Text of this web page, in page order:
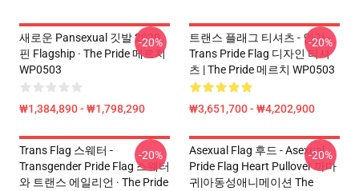
새로운 Pansexual 깃발 2020
핀 Flagship · The Pride 메르치
WP0503
₩1,384,890 - ₩1,798,290
-20%
트랜스 플래그 티셔츠 - 인간 -
Trans Pride Flag 디자인 티셔
츠 | The Pride 메르치 WP0503
₩3,651,700 - ₩4,202,900
-20%
Trans Flag 스웨터 -
Transgender Pride Flag 스웨터
와 트랜스 에일리언 · The Pride
-20%
Asexual Flag 후드 - Asexual
Pride Flag Heart Pullover 까마
귀|아동성애니메이션 The
-20%